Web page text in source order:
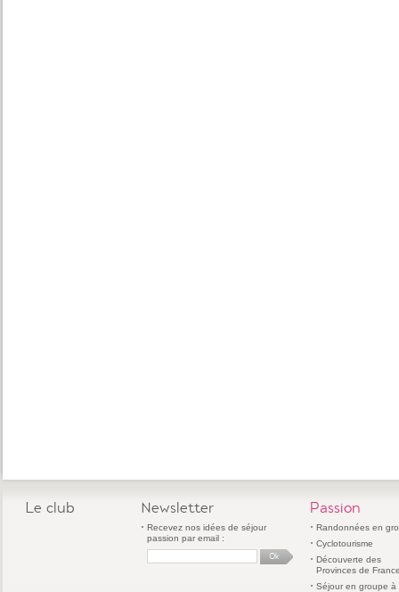
Le club Newsletter
Recevez nos idées de séjour
passion par email :
Passion
Randonnées en
Cyclotourisme
Découverte des
Provinces de
Séjour en groupe à